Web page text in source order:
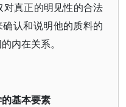
真正的明见性的合法
认和说明他的质料的
内在关系。
基本要素